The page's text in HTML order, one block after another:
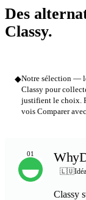
Des
Classy.
◆Notre sélection —
Classy pour
justifient le choix.
vois Comparer
01
🇱🇺
Classy